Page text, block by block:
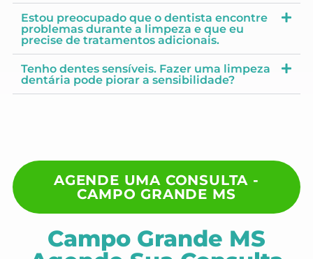
Estou preocupado que o dentista encontre
problemas durante a limpeza e que eu
precise de tratamentos adicionais.
Tenho dentes sensíveis. Fazer uma limpeza
dentária pode piorar a sensibilidade?
AGENDE UMA CONSULTA -
CAMPO GRANDE MS
Campo Grande MS